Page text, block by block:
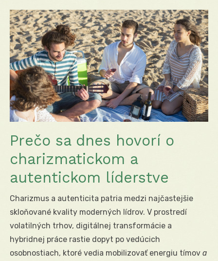
Prečo sa dnes hovorí o
charizmatickom a
autentickom líderstve
Charizmus a autenticita patria medzi najčastejšie
skloňované kvality moderných lídrov. V prostredí
volatilných trhov, digitálnej transformácie a
hybridnej práce rastie dopyt po vedúcich
osobnostiach, ktoré vedia mobilizovať energiu tímov a